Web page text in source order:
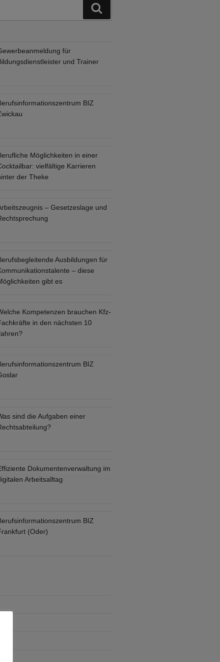
für
und Trainer
BIZ
Möglichkeiten in einer
vielfältige Karrieren
der Theke
– Gesetzeslage und
Ausbildungen für
– diese
gibt es
Kompetenzen brauchen Kfz-
in den nächsten 10
BIZ
sind die Aufgaben einer
Dokumentenverwaltung im
Arbeitsalltag
BIZ
(Oder)